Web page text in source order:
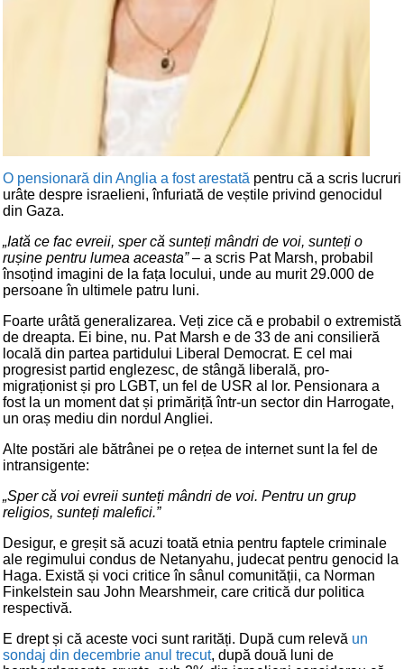
O pensionară din Anglia a fost arestată pentru că a scris lucruri
urâte despre israelieni, înfuriată de veștile privind genocidul
din Gaza.
„Iată ce fac evreii, sper că sunteți mândri de voi, sunteți o
rușine pentru lumea aceasta”– a scris Pat Marsh, probabil
însoțind imagini de la fața locului, unde au murit 29.000 de
persoane în ultimele patru luni.
Foarte urâtă generalizarea. Veți zice că e probabil o extremistă
de dreapta. Ei bine, nu. Pat Marsh e de 33 de ani consilieră
locală din partea partidului Liberal Democrat. E cel mai
progresist partid englezesc, de stângă liberală, pro-
migraționist și pro LGBT, un fel de USR al lor. Pensionara a
fost la un moment dat și primăriță într-un sector din Harrogate,
un oraș mediu din nordul Angliei.
Alte postări ale bătrânei pe o rețea de internet sunt la fel de
intransigente:
„Sper că voi evreii sunteți mândri de voi. Pentru un grup
religios, sunteți malefici.”
Desigur, e greșit să acuzi toată etnia pentru faptele criminale
ale regimului condus de Netanyahu, judecat pentru genocid la
Haga. Există și voci critice în sânul comunității, ca Norman
Finkelstein sau John Mearshmeir, care critică dur politica
respectivă.
E drept și că aceste voci sunt rarități. După cum relevă un
sondaj din decembrie anul trecut, după două luni de